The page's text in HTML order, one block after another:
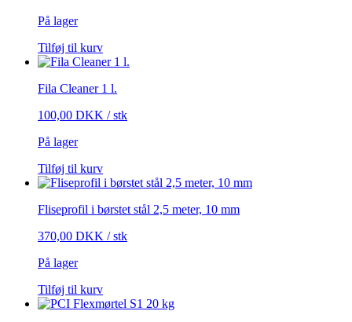
På lager
Tilføj til kurv
Fila Cleaner 1 l.
100,00 DKK / stk
På lager
Tilføj til kurv
Fliseprofil i børstet stål 2,5 meter, 10 mm
370,00 DKK / stk
På lager
Tilføj til kurv